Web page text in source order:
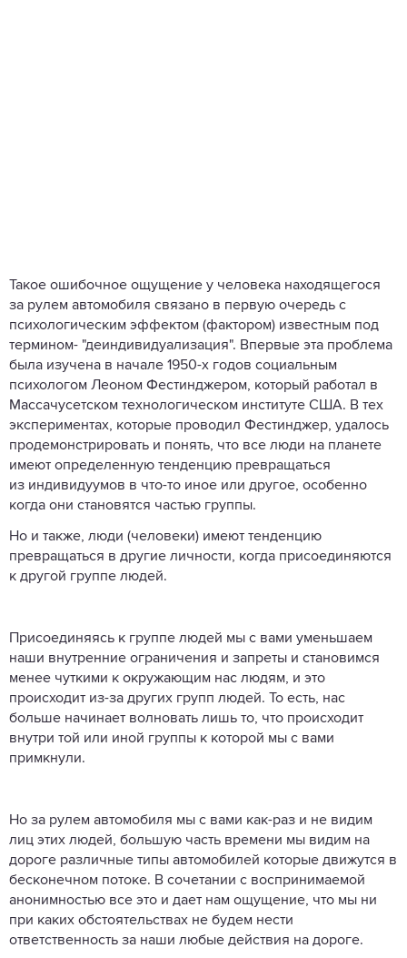
Такое ошибочное ощущение у человека находящегося
за рулем автомобиля связано в первую очередь с
психологическим эффектом (фактором) известным под
термином- "деиндивидуализация". Впервые эта проблема
была изучена в начале 1950-х годов социальным
психологом Леоном Фестинджером, который работал в
Массачусетском технологическом институте США. В тех
экспериментах, которые проводил Фестинджер, удалось
продемонстрировать и понять, что все люди на планете
имеют определенную тенденцию превращаться
из индивидуумов в что-то иное или другое, особенно
когда они становятся частью группы.
Но и также, люди (человеки) имеют тенденцию
превращаться в другие личности, когда присоединяются
к другой группе людей.
Присоединяясь к группе людей мы с вами уменьшаем
наши внутренние ограничения и запреты и становимся
менее чуткими к окружающим нас людям, и это
происходит из-за других групп людей. То есть, нас
больше начинает волновать лишь то, что происходит
внутри той или иной группы к которой мы с вами
примкнули.
Но за рулем автомобиля мы с вами как-раз и не видим
лиц этих людей, большую часть времени мы видим на
дороге различные типы автомобилей которые движутся в
бесконечном потоке. В сочетании с воспринимаемой
анонимностью все это и дает нам ощущение, что мы ни
при каких обстоятельствах не будем нести
ответственность за наши любые действия на дороге.